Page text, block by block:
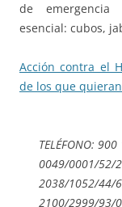
de emergencia
esencial: cubos,
Acción contra el
de los que
TELÉFONO:
0049/0001/52/
2038/1052/44/
2100/2999/93/